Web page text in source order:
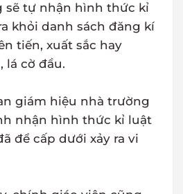
sẽ tự nhận hình thức kỉ
khỏi danh sách đăng kí
tiến, xuất sắc hay
lá cờ đầu.
giám hiệu nhà trường
nhận hình thức kỉ luật
để cấp dưới xảy ra vi